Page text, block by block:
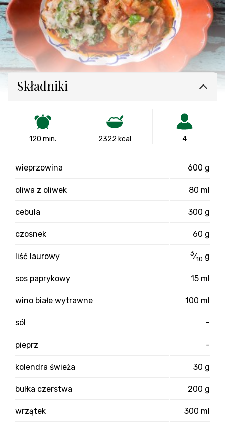
Składniki
120 min. 2322 kcal 4
wieprzowina 600 g
oliwa z oliwek 80 ml
cebula 300 g
czosnek 60 g
liść laurowy 3⁄10 g
sos paprykowy 15 ml
wino białe wytrawne 100 ml
sól -
pieprz -
kolendra świeża 30 g
bułka czerstwa 200 g
wrzątek 300 ml